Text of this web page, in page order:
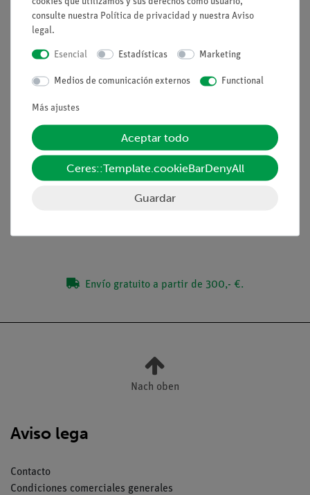
Lo que usted puede aprender
-Destilación
-Destilación por vapor
-Aceites etéricos
Volumen de suministro
Envío gratuito a partir de 300,- €.
Nach oben
Aviso lega
Contacto
Condiciones comerciales generales
consulte nuestra Política de privacidad y nuestra Aviso
legal.
Esencial Estadísticas Marketing
Medios de comunicación externos Functional
Más ajustes
Aceptar todo
Ceres::Template.cookieBarDenyAll
Guardar